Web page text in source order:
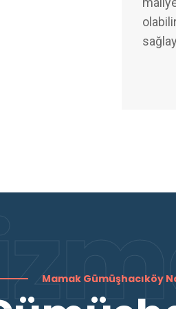
Mamak Gümüşhacıköy